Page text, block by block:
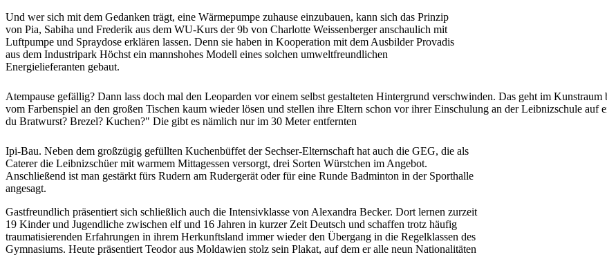
Und wer sich mit dem Gedanken trägt, eine Wärmepumpe zuhause einzubauen, kann sich das Prinzip
von Pia, Sabiha und Frederik aus dem WU-Kurs der 9b von Charlotte Weissenberger anschaulich mit
Luftpumpe und Spraydose erklären lassen. Denn sie haben in Kooperation mit dem Ausbilder Provadis
aus dem Industripark Höchst ein mannshohes Modell eines solchen umweltfreundlichen
Energielieferanten gebaut.
Atempause gefällig? Dann lass doch mal den Leoparden vor einem selbst gestalteten Hintergrund verschwinden. Das geht im
vom Farbenspiel an den großen Tischen kaum wieder lösen und stellen ihre Eltern schon vor ihrer Einschulung an der Leibnizschule
du Bratwurst? Brezel? Kuchen?" Die gibt es nämlich nur im 30 Meter entfernten
Ipi-Bau. Neben dem großzügig gefüllten Kuchenbüffet der Sechser-Elternschaft hat auch die GEG, die als
Caterer die Leibnizschüer mit warmem Mittagessen versorgt, drei Sorten Würstchen im Angebot.
Anschließend ist man gestärkt fürs Rudern am Rudergerät oder für eine Runde Badminton in der Sporthalle
angesagt.
Gastfreundlich präsentiert sich schließlich auch die Intensivklasse von Alexandra Becker. Dort lernen zurzeit
19 Kinder und Jugendliche zwischen elf und 16 Jahren in kurzer Zeit Deutsch und schaffen trotz häufig
traumatisierenden Erfahrungen in ihrem Herkunftsland immer wieder den Übergang in die Regelklassen des
Gymnasiums. Heute präsentiert Teodor aus Moldawien stolz sein Plakat, auf dem er alle neun Nationalitäten